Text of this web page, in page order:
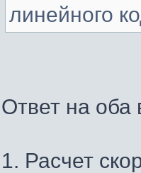
линейного
Ответ на оба
1. Расчет